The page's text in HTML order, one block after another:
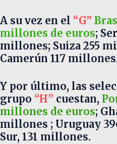
A su vez en el “G”
millones de euros;
millones; Suiza 255
Camerún 117
Y por último, las
grupo “H” cuestan,
millones de euros;
millones ; Uruguay
Sur, 131 millones.